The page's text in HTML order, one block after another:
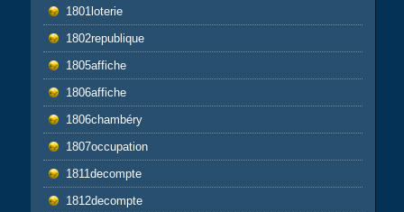
1801loterie
1802republique
1805affiche
1806affiche
1806chambéry
1807occupation
1811decompte
1812decompte